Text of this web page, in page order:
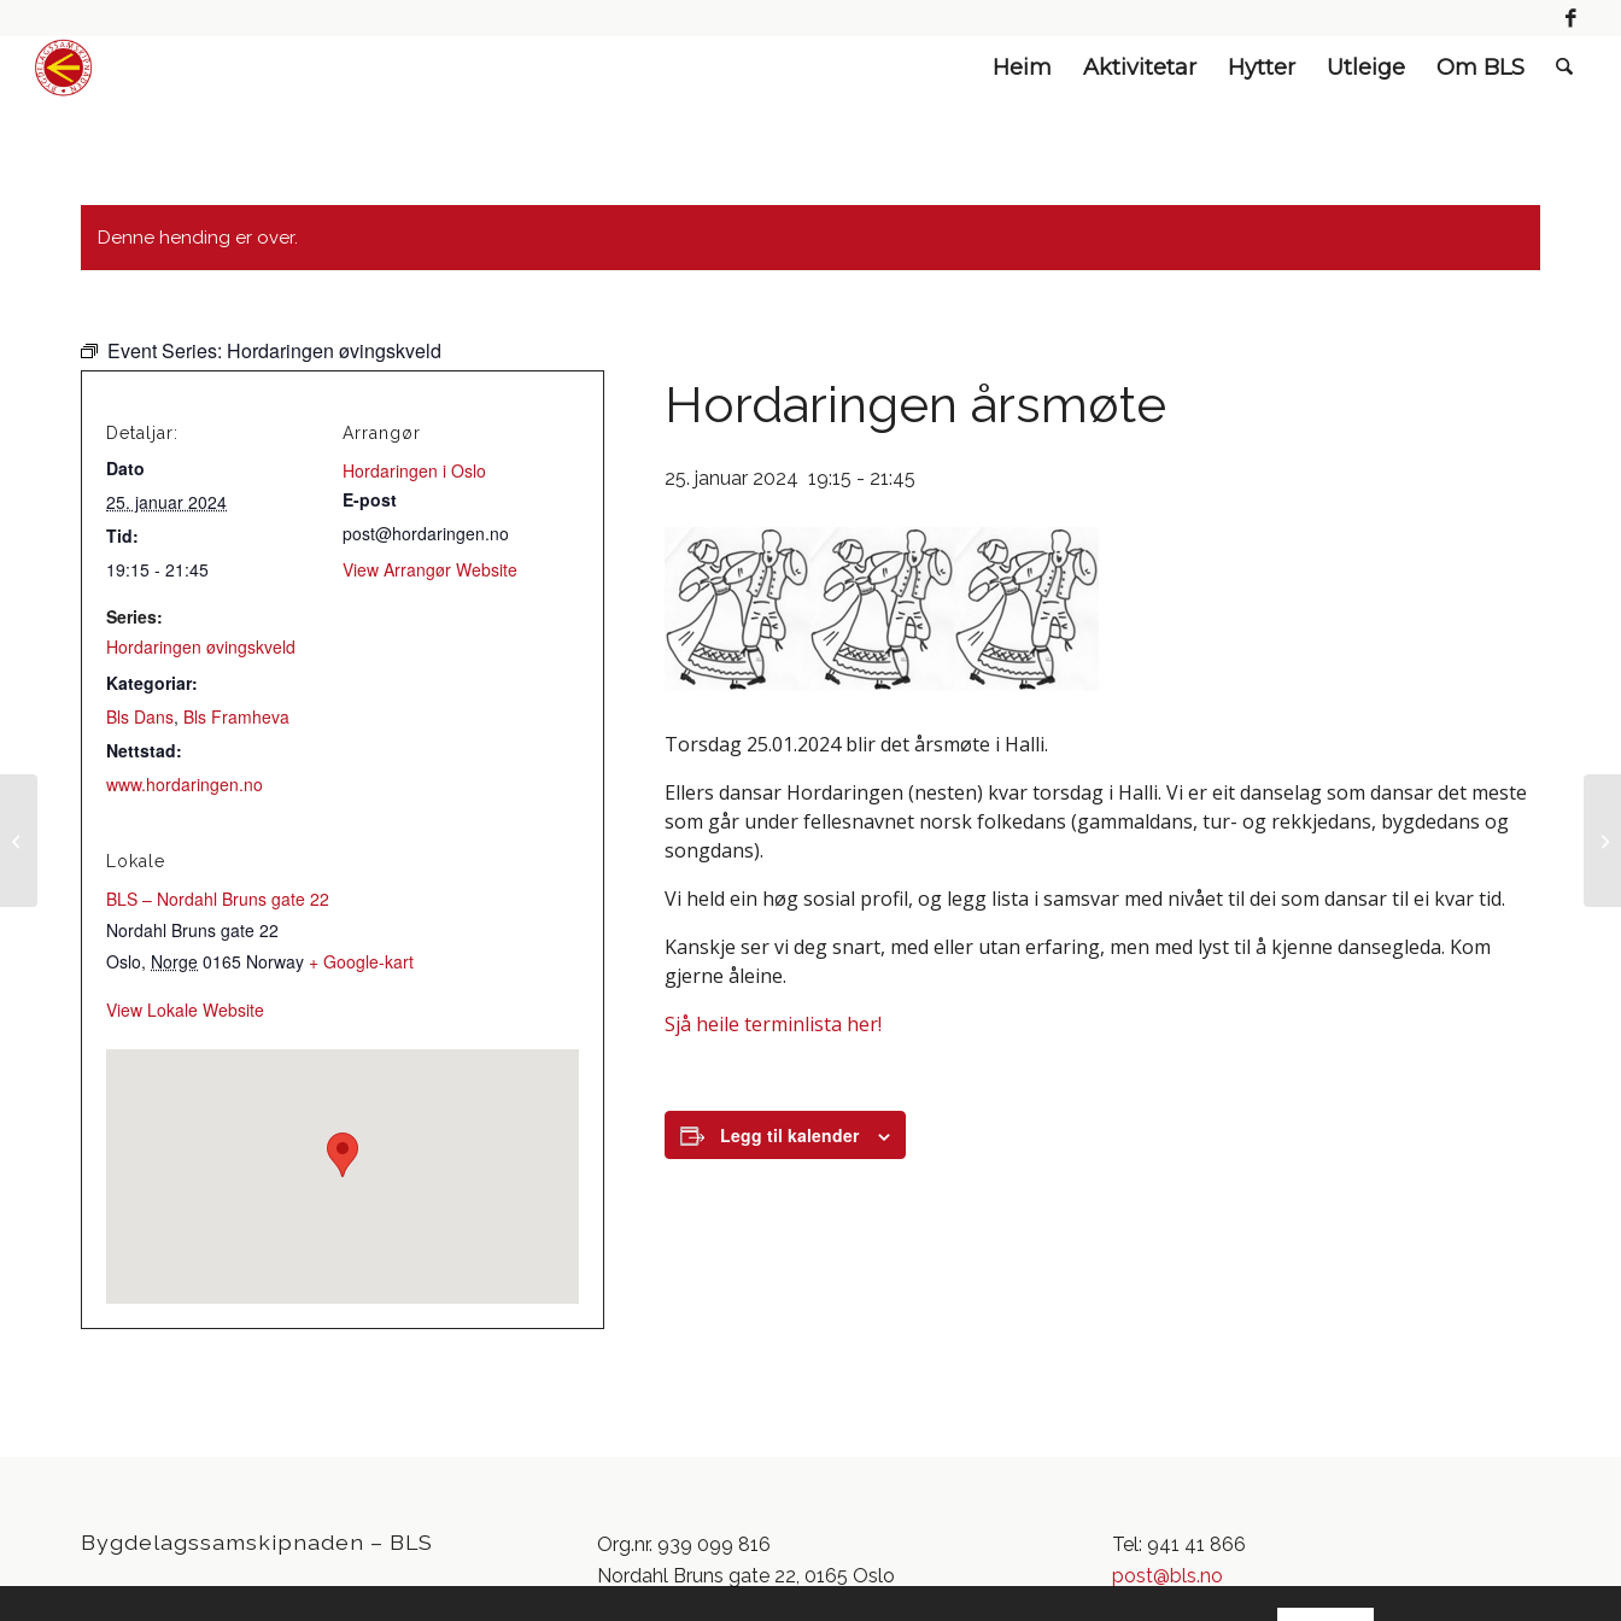
Heim Aktivitetar Hytter Utleige Om BLS
Denne hending er over.
Event Series: Hordaringen øvingskveld
Hordaringen årsmøte
25. januar 2024 19:15 - 21:45
Torsdag 25.01.2024 blir det årsmøte i Halli.
Ellers dansar Hordaringen (nesten) kvar torsdag i Halli. Vi er eit danselag som dansar det meste
som går under fellesnavnet norsk folkedans (gammaldans, tur- og rekkjedans, bygdedans og
songdans).
Vi held ein høg sosial profil, og legg lista i samsvar med nivået til dei som dansar til ei kvar tid.
Kanskje ser vi deg snart, med eller utan erfaring, men med lyst til å kjenne dansegleda. Kom
gjerne åleine.
Sjå heile terminlista her!
Legg til kalender
Detaljar:
Dato
25. januar 2024
Tid:
19:15 - 21:45
Series:
Hordaringen øvingskveld
Kategoriar:
Bls Dans, Bls Framheva
Nettstad:
www.hordaringen.no
Arrangør
Hordaringen i Oslo
E-post
post@hordaringen.no
View Arrangør Website
Lokale
BLS – Nordahl Bruns gate 22
Nordahl Bruns gate 22
Oslo, Norge 0165 Norway + Google-kart
View Lokale Website
Bygdelagssamskipnaden – BLS
Org.nr. 939 099 816
Nordahl Bruns gate 22, 0165 Oslo
Tel: 941 41 866
post@bls.no
(Rørospols++)